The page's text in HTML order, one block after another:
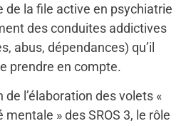
de la file active en psychiatrie
des conduites addictives
abus, dépendances) qu’il
prendre en compte.
de l’élaboration des volets «
» des SROS 3, le rôle